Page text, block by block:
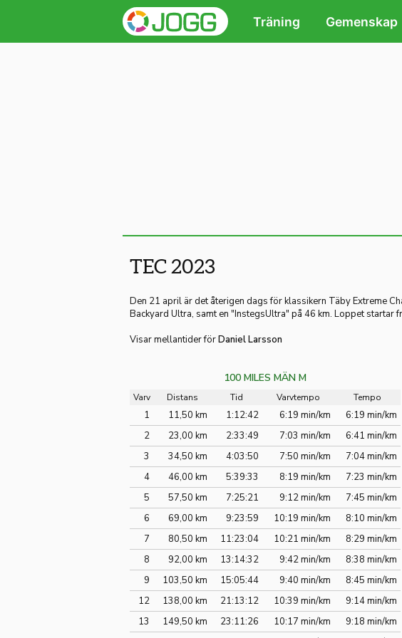
Träning Gemenskap
TEC 2023
Den 21 april är det återigen dags för klassikern Täby Extreme
Backyard Ultra, samt en "InstegsUltra" på 46 km. Loppet
Visar mellantider förDaniel Larsson
100 MILES MÄN M
Varv Distans Tid Varvtempo Tempo
1 11,50 km 1:12:42 6:19 min/km
6:19 min/km
2
23,00 km 2:33:49 7:03 min/km
6:41 min/km
3
34,50 km 4:03:50 7:50 min/km
7:04 min/km
4
46,00 km 5:39:33 8:19 min/km
7:23 min/km
5
57,50 km 7:25:21 9:12 min/km
7:45 min/km
6
69,00 km 9:23:59 10:19 min/km
8:10 min/km
7
80,50 km 11:23:04 10:21 min/km
8:29 min/km
8
92,00 km 13:14:32 9:42 min/km
8:38 min/km
9
103,50 km 15:05:44 9:40 min/km
8:45 min/km
12
138,00 km 21:13:12 10:39 min/km
9:14 min/km
13
149,50 km 23:11:26 10:17 min/km
9:18 min/km